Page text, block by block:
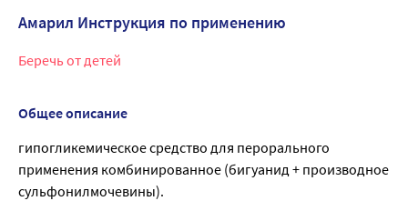
Амарил Инструкция по применению
Беречь от детей
Общее описание
гипогликемическое средство для перорального
применения комбинированное (бигуанид + производное
сульфонилмочевины).